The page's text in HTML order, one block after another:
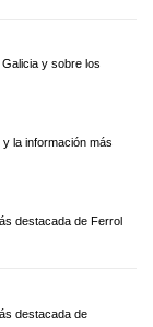
y sobre los
la información más
destacada de Ferrol
destacada de